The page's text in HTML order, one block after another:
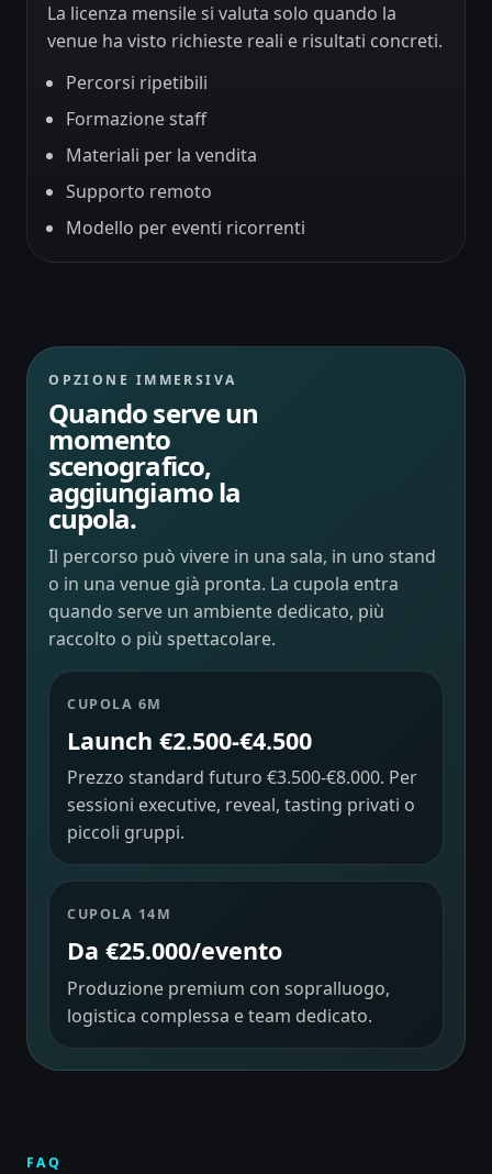
La licenza mensile si valuta solo quando la
venue ha visto richieste reali e risultati concreti.
Percorsi ripetibili
Formazione staff
Materiali per la vendita
Supporto remoto
Modello per eventi ricorrenti
OPZIONE IMMERSIVA
Quando serve un
momento
scenografico,
aggiungiamo la
cupola.
Il percorso può vivere in una sala, in uno stand
o in una venue già pronta. La cupola entra
quando serve un ambiente dedicato, più
raccolto o più spettacolare.
CUPOLA 6M
Launch €2.500-€4.500
Prezzo standard futuro €3.500-€8.000. Per
sessioni executive, reveal, tasting privati o
piccoli gruppi.
CUPOLA 14M
Da €25.000/evento
Produzione premium con sopralluogo,
logistica complessa e team dedicato.
FAQ